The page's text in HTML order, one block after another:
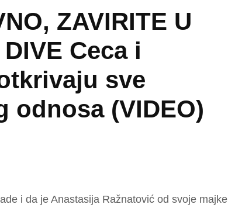
ZAVIRITE U
Ceca i
sve
odnosa (VIDEO)
i da je Anastasija Ražnatović od svoje majke